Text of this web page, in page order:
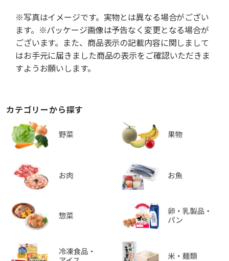
※写真はイメージです。実物とは異なる場合がござい
ます。※パッケージ画像は予告なく変更となる場合が
ございます。また、商品表示の記載内容に関しまして
はお手元に届きました商品の表示をご確認いただきま
すようお願いします。
カテゴリーから探す